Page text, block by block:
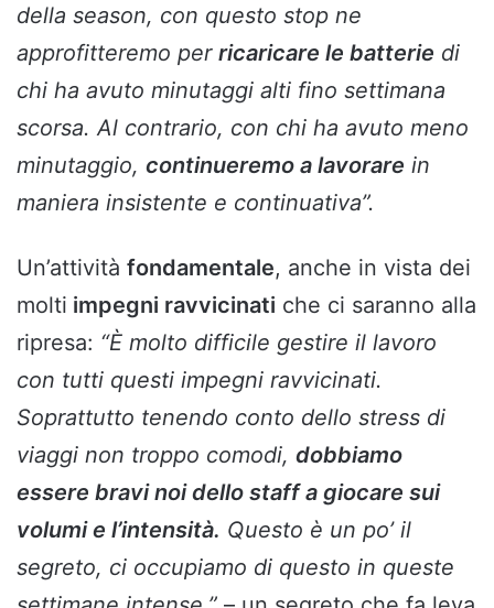
della season, con questo stop ne
approfitteremo per ricaricare le batterie di
chi ha avuto minutaggi alti fino settimana
scorsa. Al contrario, con chi ha avuto meno
minutaggio, continueremo a lavorare in
maniera insistente e continuativa”.
Un’attività fondamentale, anche in vista dei
molti impegni ravvicinati che ci saranno alla
ripresa: “È molto difficile gestire il lavoro
con tutti questi impegni ravvicinati.
Soprattutto tenendo conto dello stress di
viaggi non troppo comodi, dobbiamo
essere bravi noi dello staff a giocare sui
volumi e l’intensità. Questo è un po’ il
segreto, ci occupiamo di questo in queste